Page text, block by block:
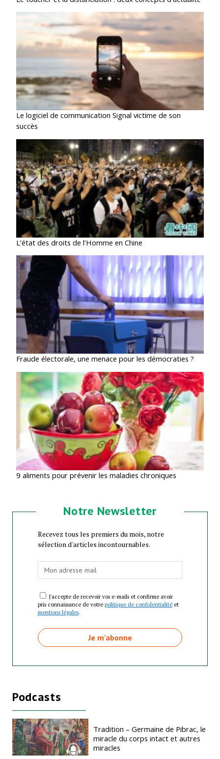
Le logiciel de communication Signal victime de son
succès
L’état des droits de l’Homme en Chine
Fraude électorale, une menace pour les démocraties ?
9 aliments pour prévenir les maladies chroniques
Notre Newsletter
Recevez tous les premiers du mois, notre
sélection d'articles incontournables.
J'accepte de recevoir vos e-mails et confirme avoir
pris connaissance de votre politique de confidentialitéet
mentions légales.
Podcasts
Tradition – Germaine de Pibrac, le
miracle du corps intact et autres
miracles